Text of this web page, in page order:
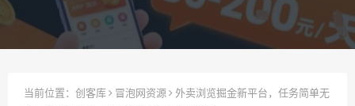
当前位置： 创客库 冒泡网资源
外卖浏览掘金新平台，任务简单无